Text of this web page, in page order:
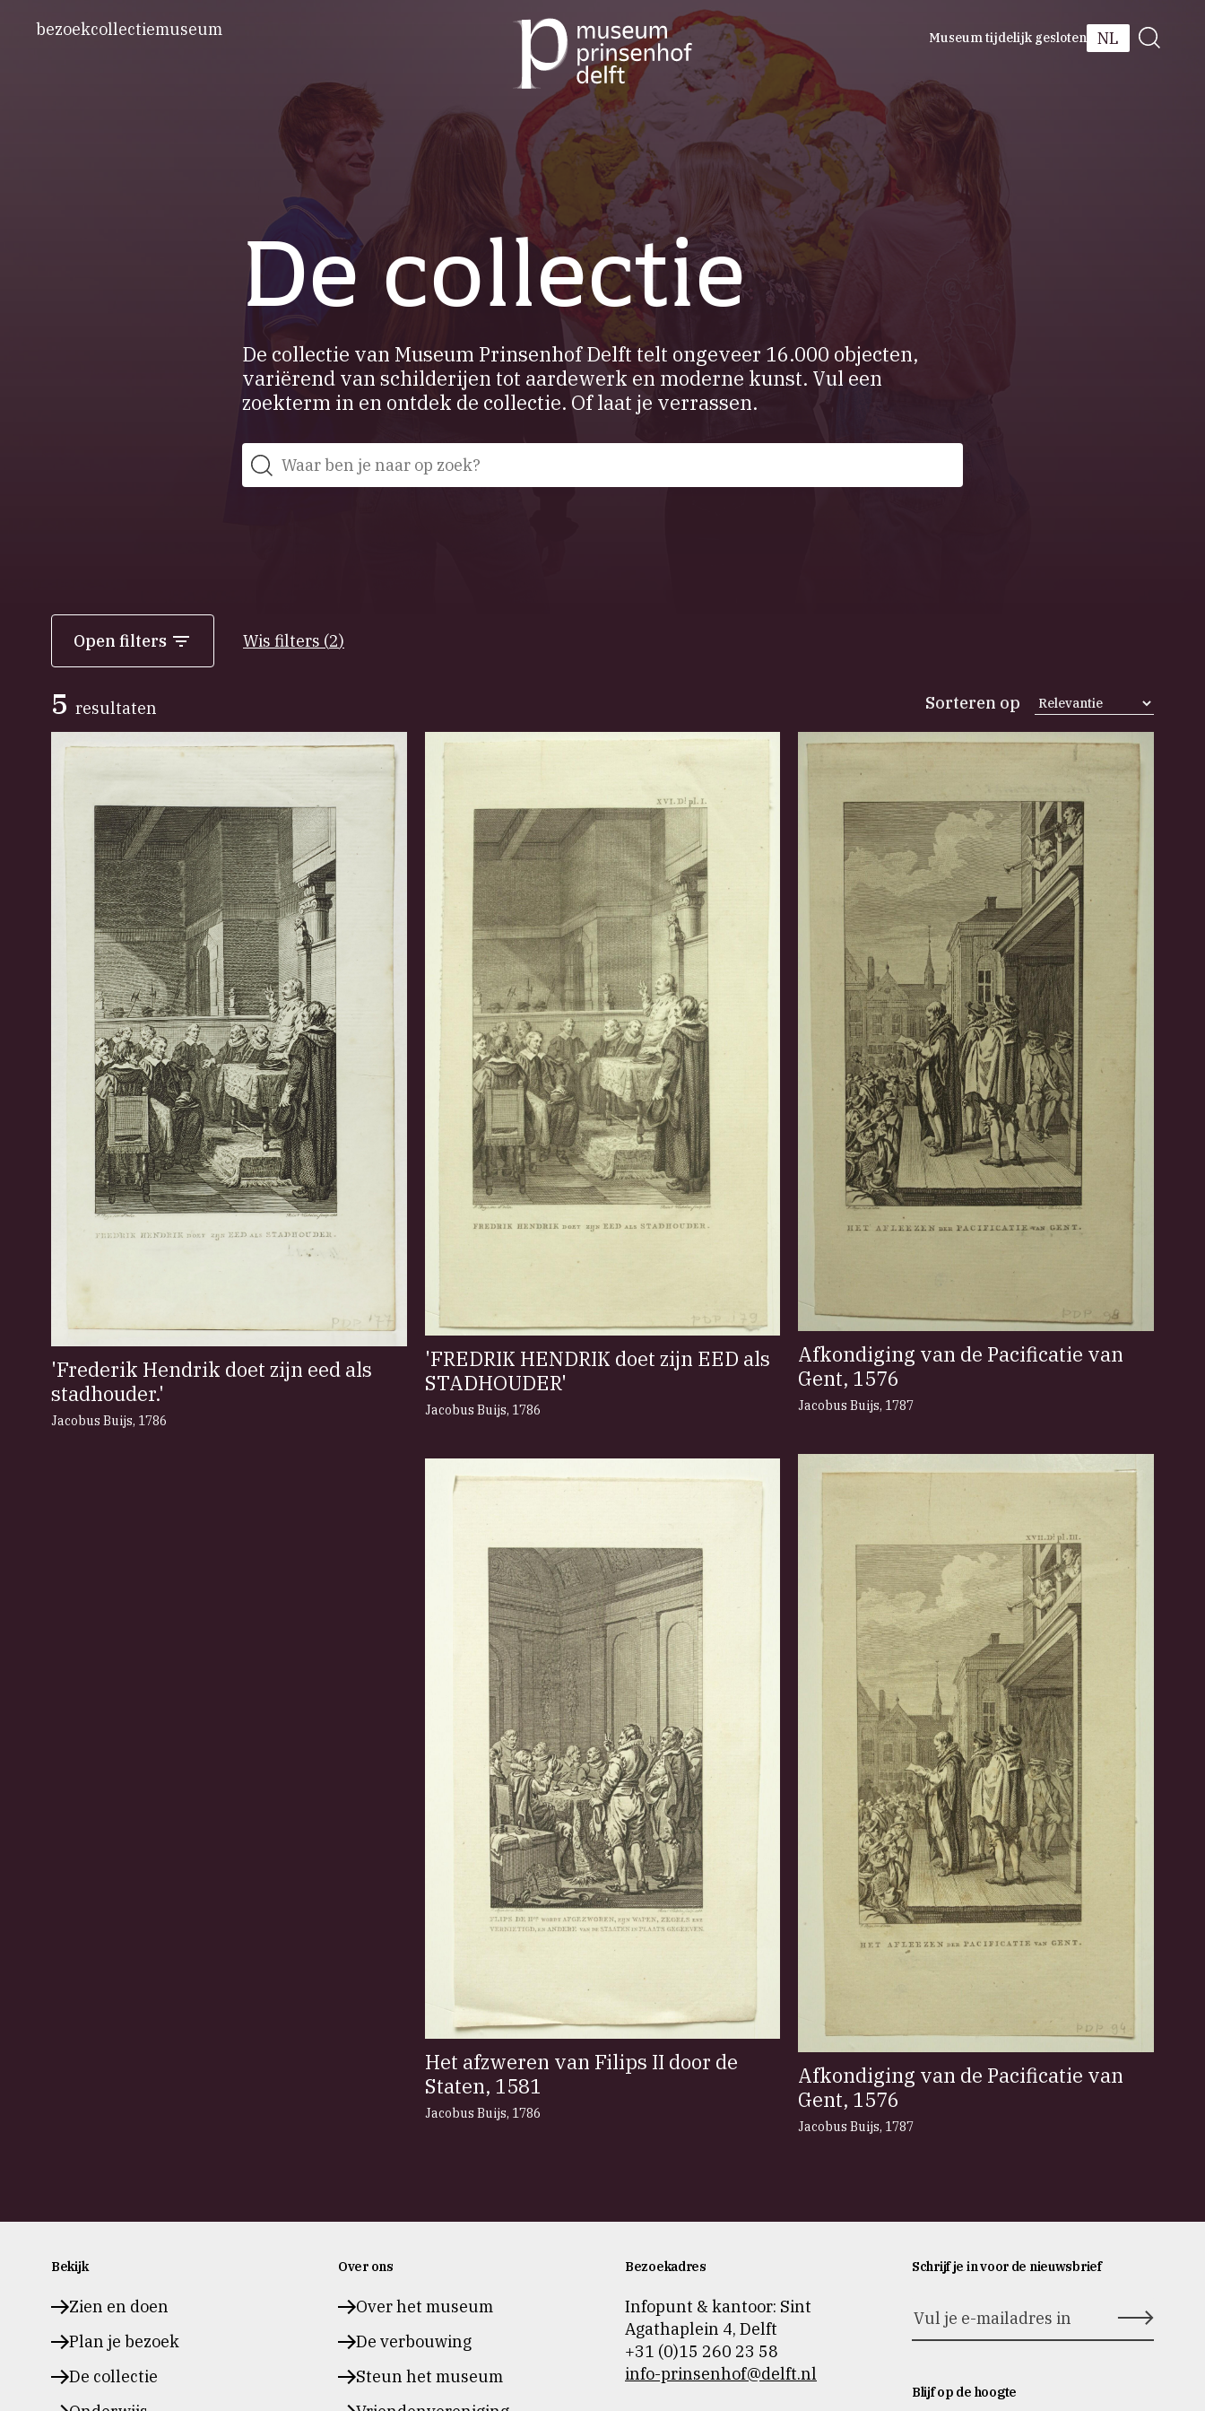
bezoekcollectiemuseum
Ga
naar
de
homepage
Museum tijdelijk gesloten NL
De collectie
De collectie van Museum Prinsenhof Delft telt ongeveer 16.000 objecten,
variërend van schilderijen tot aardewerk en moderne kunst. Vul een
zoekterm in en ontdek de collectie. Of laat je verrassen.
Zoeken
Open filters Wis filters (2)
5 resultaten Sorteren op
'Frederik Hendrik doet zijn eed als
stadhouder.'
Jacobus Buijs, 1786
'FREDRIK HENDRIK doet zijn EED als
STADHOUDER'
Jacobus Buijs, 1786
Afkondiging van de Pacificatie van
Gent, 1576
Jacobus Buijs, 1787
Afkondiging van de Pacificatie van
Gent, 1576
Jacobus Buijs, 1787
Het afzweren van Filips II door de
Staten, 1581
Jacobus Buijs, 1786
Bekijk
Zien en doen
Plan je bezoek
De collectie
Over ons
Over het museum
De verbouwing
Steun het museum
Bezoekadres
Infopunt & kantoor: Sint
Agathaplein 4, Delft
+31 (0)15 260 23 58
info-prinsenhof@delft.nl
Schrijf je in voor de nieuwsbrief
Blijf op de hoogte